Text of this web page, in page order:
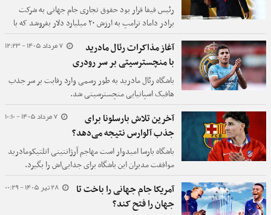
رئیس فیفا قرار بود حقوق تجاری جام جهانی به شرکت
برادر داماد ترامپ به ارزش ۲۰ میلیارد دلار بفروشد که با
اعتراض شدید یوفا، AFC و کونکاکاف مواجه شد تا مجبور
به عقب‌نشینی و لغو این طرح شود.
7 مرداد 1405 - 12:23
آغاز مذاکرات رئال مادرید
با منچسترسیتی بر سر رودری
باشگاه رئال مادرید به طور رسمی وارد رقابت بر سر جذب
هافبک اسپانیایی منچسترسیتی شد.
7 مرداد 1405 - 10:10
آخرین تلاش بارسلونا برای
جذب آلوارس نتیجه می‌دهد؟
باشگاه بارسا امیدوار است مهاجم آرژانتینی اتلتیکومادرید
موافقت مدیران این باشگاه برای جدایی‌اش را بگیرد.
28 تیر 1405 - 00:29
آمریکا جام جهانی را باخت تا
جهان را فتح کند؟